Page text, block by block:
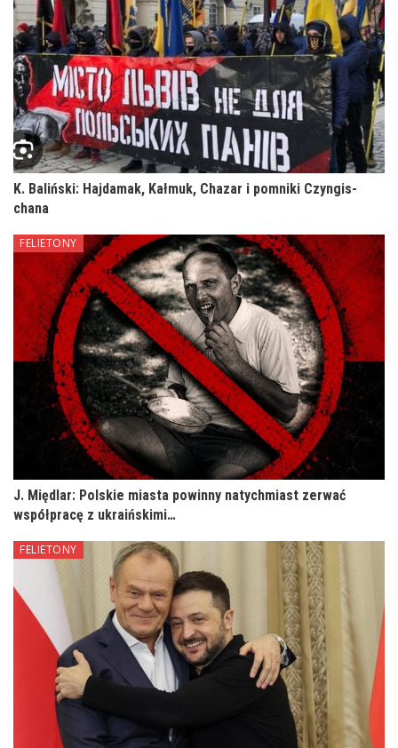
K. Baliński: Hajdamak, Kałmuk, Chazar i pomniki Czyngis-
chana
FELIETONY
J. Międlar: Polskie miasta powinny natychmiast zerwać
współpracę z ukraińskimi…
FELIETONY